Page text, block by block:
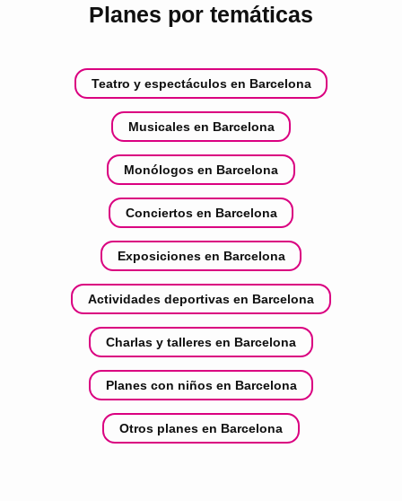
Planes por temáticas
Teatro y espectáculos en Barcelona
Musicales en Barcelona
Monólogos en Barcelona
Conciertos en Barcelona
Exposiciones en Barcelona
Actividades deportivas en Barcelona
Charlas y talleres en Barcelona
Planes con niños en Barcelona
Otros planes en Barcelona